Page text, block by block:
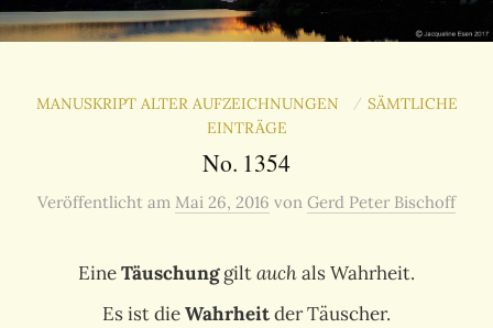
MANUSKRIPT ALTER AUFZEICHNUNGEN / SÄMTLICHE
EINTRÄGE
No. 1354
Veröffentlicht am Mai 26, 2016 von Gerd Peter Bischoff
EineTäuschunggiltauchals Wahrheit.
Es ist dieWahrheitder Täuscher.